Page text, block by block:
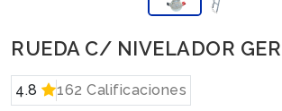
RUEDA C/ NIVELADOR
4.8 162 Calificaciones